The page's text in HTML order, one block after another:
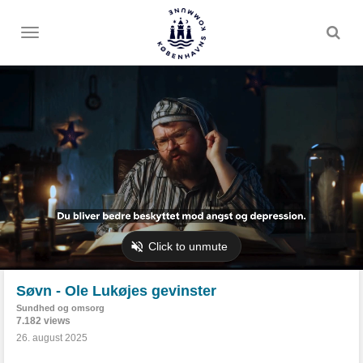
Toggle
Søvn - Ole Lukøjes gevinster
Sundhed og omsorg
7.182 views
26. august 2025